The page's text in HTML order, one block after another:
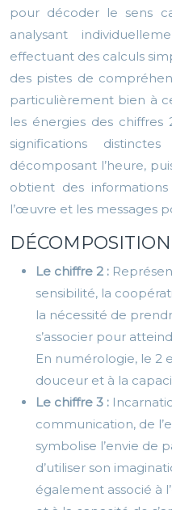
pour décoder le sens
analysant
effectuant des calculs
des pistes de
particulièrement bien à
les énergies des
significations
décomposant l’heure,
obtient des
l’œuvre et les messages
Le chiffre 2 :
sensibilité, la
la nécessité de
s’associer pour
En numérologie, le 2
douceur et à la
Le chiffre 3 :
communication, de
symbolise l’envie de
d’utiliser son
également associé à